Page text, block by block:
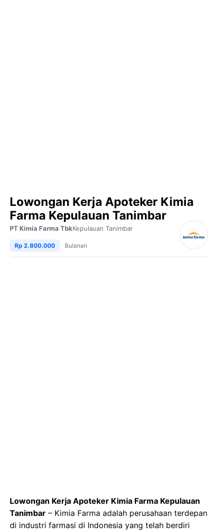
Lowongan Kerja Apoteker Kimia
Farma Kepulauan Tanimbar
PT Kimia Farma TbkKepulauan Tanimbar
Rp 2.800.000 Bulanan
Lowongan Kerja Apoteker Kimia Farma Kepulauan
Tanimbar – Kimia Farma adalah perusahaan terdepan
di industri farmasi di Indonesia yang telah berdiri